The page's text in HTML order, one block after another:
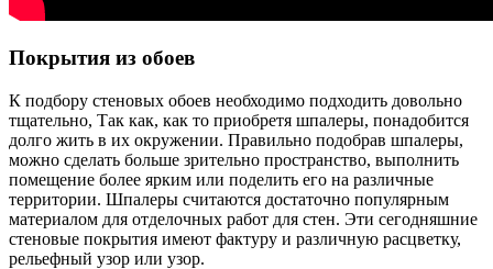
Покрытия из обоев
К подбору стеновых обоев необходимо подходить довольно
тщательно, Так как, как то приобретя шпалеры, понадобится
долго жить в их окружении. Правильно подобрав шпалеры,
можно сделать больше зрительно пространство, выполнить
помещение более ярким или поделить его на различные
территории. Шпалеры считаются достаточно популярным
материалом для отделочных работ для стен. Эти сегодняшние
стеновые покрытия имеют фактуру и различную расцветку,
рельефный узор или узор.